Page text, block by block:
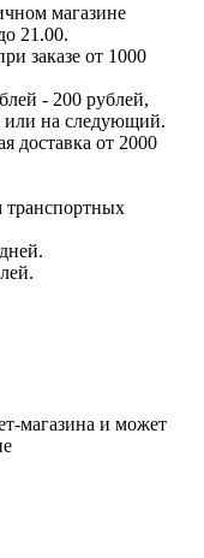
магазине
21.00.
заказе от 1000
- 200 рублей,
или на следующий.
доставка от 2000
транспортных
магазина и может